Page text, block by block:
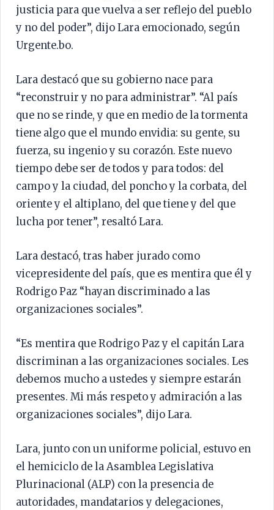
justicia para que vuelva a ser reflejo del pueblo
y no del poder”, dijo Lara emocionado, según
Urgente.bo.
Lara destacó que su gobierno nace para
“reconstruir y no para administrar”. “Al país
que no se rinde, y que en medio de la tormenta
tiene algo que el mundo envidia: su gente, su
fuerza, su ingenio y su corazón. Este nuevo
tiempo debe ser de todos y para todos: del
campo y la ciudad, del poncho y la corbata, del
oriente y el altiplano, del que tiene y del que
lucha por tener”, resaltó Lara.
Lara destacó, tras haber jurado como
vicepresidente del país, que es mentira que él y
Rodrigo Paz “hayan discriminado a las
organizaciones sociales”.
“Es mentira que Rodrigo Paz y el capitán Lara
discriminan a las organizaciones sociales. Les
debemos mucho a ustedes y siempre estarán
presentes. Mi más respeto y admiración a las
organizaciones sociales”, dijo Lara.
Lara, junto con un uniforme policial, estuvo en
el hemiciclo de la Asamblea Legislativa
Plurinacional (ALP) con la presencia de
autoridades, mandatarios y delegaciones,